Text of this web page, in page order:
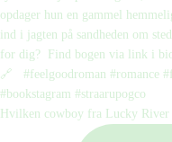
Hvilken cowboy fra Lucky